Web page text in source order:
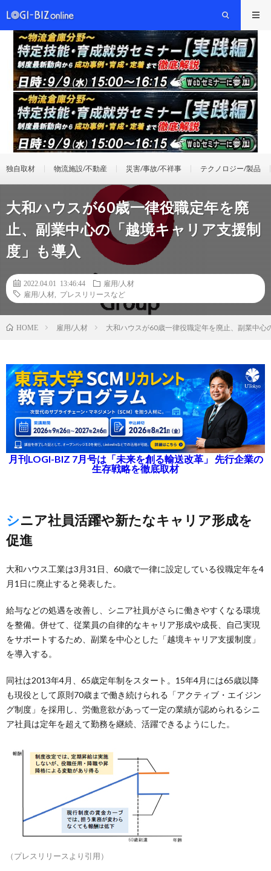
独自取材 物流施設/不動産 災害/事故/不祥事 テクノロジー/製品
大和ハウスが60歳一律役職定年を廃
止、副業中心の「越境キャリア支援制
度」も導入
2022.04.01 13:46:44
雇用/人材
雇用/人材
プレスリリースなど
HOME 雇用/人材 大和ハウスが60歳一律役職定年を廃止、副業中心
月刊LOGI-BIZ 7月号は「未来を創る輸送改革」 先行企業の
生存戦略を徹底取材
シニア社員活躍や新たなキャリア形成を
促進
大和ハウス工業は3月31日、60歳で一律に設定している役職定年を4
月1日に廃止すると発表した。
給与などの処遇を改善し、シニア社員がさらに働きやすくなる環境
を整備。併せて、従業員の自律的なキャリア形成や成長、自己実現
をサポートするため、副業を中心とした「越境キャリア支援制度」
を導入する。
同社は2013年4月、65歳定年制をスタート。15年4月には65歳以降
も現役として原則70歳まで働き続けられる「アクティブ・エイジン
グ制度」を採用し、労働意欲があって一定の業績が認められるシニ
ア社員は定年を超えて勤務を継続、活躍できるようにした。
（プレスリリースより引用）